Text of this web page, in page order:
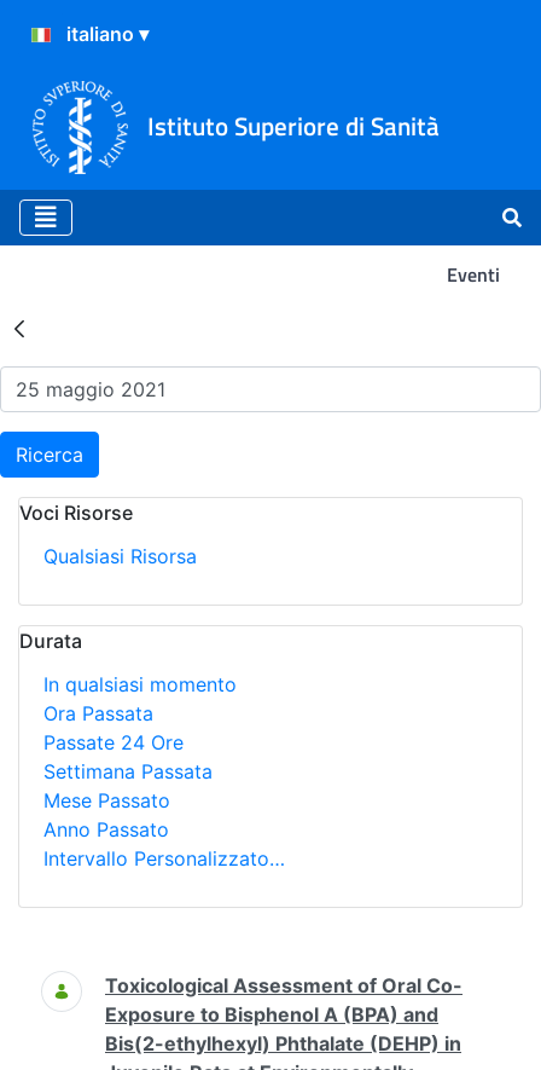
Istituto Superiore di Sanità
Eventi
Risultati della Ricerca -
Ricerca
Voci Risorse
Qualsiasi Risorsa
Durata
In qualsiasi momento
Ora Passata
Passate 24 Ore
Settimana Passata
Mese Passato
Anno Passato
Intervallo Personalizzato…
Ricerca
Toxicological Assessment of Oral Co-
Exposure to Bisphenol A (BPA) and
Bis(2-ethylhexyl) Phthalate (DEHP) in